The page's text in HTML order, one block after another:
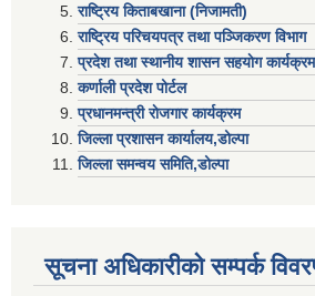
राष्ट्रिय किताबखाना (निजामती)
राष्ट्रिय परिचयपत्र तथा पञ्जिकरण विभाग
प्रदेश तथा स्थानीय शासन सहयाेग
कर्णाली प्रदेश पोर्टल
प्रधानमन्त्री राेजगार कार्यक्रम
जिल्ला प्रशासन कार्यालय,डोल्पा
जिल्ला समन्वय समिति,डोल्प
सूचना अधिकारीकाे सम्पर्क